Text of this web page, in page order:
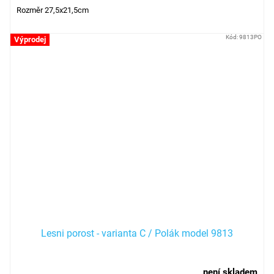
Rozměr 27,5x21,5cm
Výprodej
Lesni porost - varianta C / Polák model 9813
Kód:9813PO